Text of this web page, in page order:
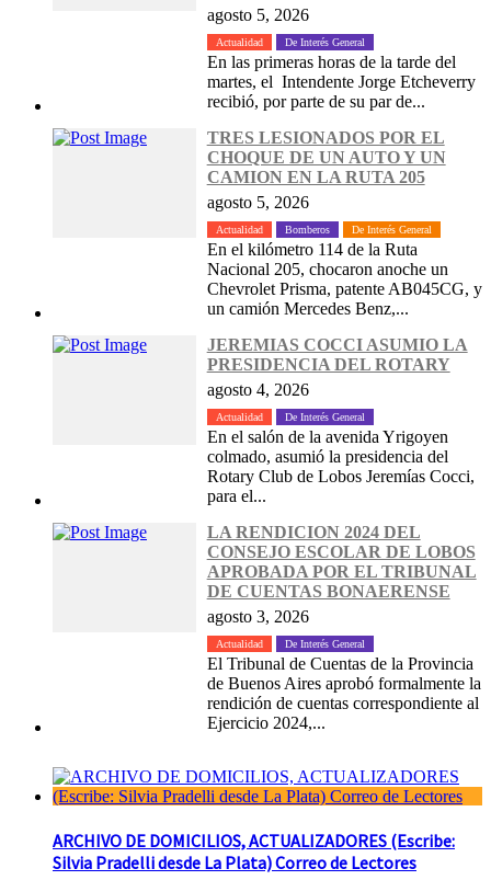
agosto 5, 2026
Actualidad De Interés General
En las primeras horas de la tarde del
martes, el Intendente Jorge Etcheverry
recibió, por parte de su par de...
TRES LESIONADOS POR EL
CHOQUE DE UN AUTO Y UN
CAMION EN LA RUTA 205
agosto 5, 2026
Actualidad Bomberos De Interés General
En el kilómetro 114 de la Ruta
Nacional 205, chocaron anoche un
Chevrolet Prisma, patente AB045CG, y
un camión Mercedes Benz,...
JEREMIAS COCCI ASUMIO LA
PRESIDENCIA DEL ROTARY
agosto 4, 2026
Actualidad De Interés General
En el salón de la avenida Yrigoyen
colmado, asumió la presidencia del
Rotary Club de Lobos Jeremías Cocci,
para el...
LA RENDICION 2024 DEL
CONSEJO ESCOLAR DE LOBOS
APROBADA POR EL TRIBUNAL
DE CUENTAS BONAERENSE
agosto 3, 2026
Actualidad De Interés General
El Tribunal de Cuentas de la Provincia
de Buenos Aires aprobó formalmente la
rendición de cuentas correspondiente al
Ejercicio 2024,...
ARCHIVO DE DOMICILIOS, ACTUALIZADORES (Escribe:
Silvia Pradelli desde La Plata) Correo de Lectores